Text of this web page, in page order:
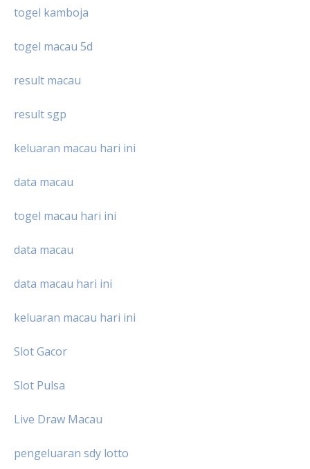
togel kamboja
togel macau 5d
result macau
result sgp
keluaran macau hari ini
data macau
togel macau hari ini
data macau
data macau hari ini
keluaran macau hari ini
Slot Gacor
Slot Pulsa
Live Draw Macau
pengeluaran sdy lotto